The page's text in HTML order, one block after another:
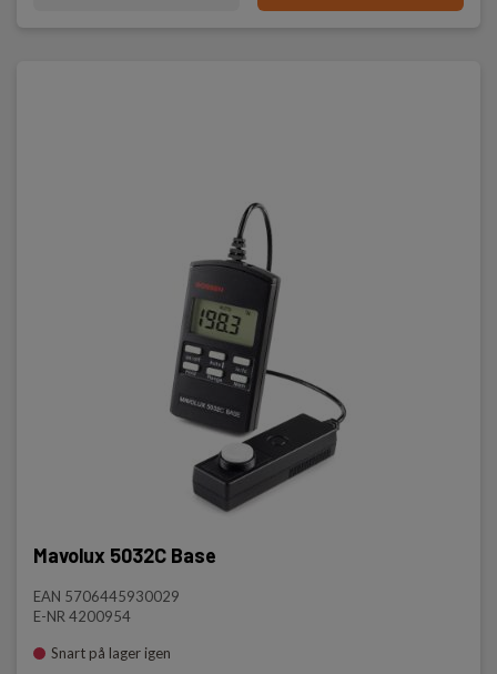
Mavolux 5032C Base
EAN 5706445930029
E-NR 4200954
Snart på lager igen